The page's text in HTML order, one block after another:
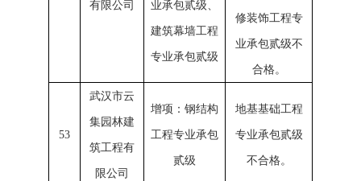
有限公司 业承包贰级、
建筑幕墙工程
专业承包贰级
修装饰工程专
业承包贰级不
合格。
53
武汉市云
集园林建
筑工程有
限公司
增项：钢结构
工程专业承包
贰级
地基基础工程
专业承包贰级
不合格。